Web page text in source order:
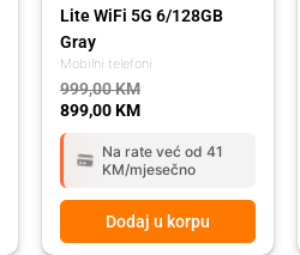
Mobilni telefoni
Lite WiFi 5G 6/128GB
Gray
999,00KM
899,00KM
Na rate već od 41
KM/mjesečno
Dodaj u korpu